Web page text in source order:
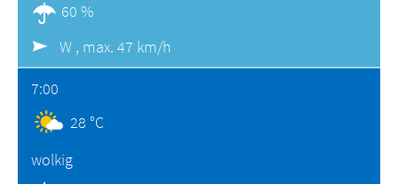
60 %
W , max. 47 km/h
7:00
28 °C
wolkig